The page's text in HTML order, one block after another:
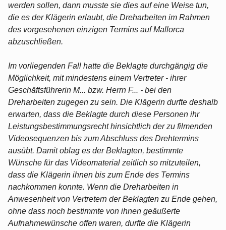
werden sollen, dann musste sie dies auf eine Weise tun,
die es der Klägerin erlaubt, die Dreharbeiten im Rahmen
des vorgesehenen einzigen Termins auf Mallorca
abzuschließen.
Im vorliegenden Fall hatte die Beklagte durchgängig die
Möglichkeit, mit mindestens einem Vertreter - ihrer
Geschäftsführerin M... bzw. Herrn F... - bei den
Dreharbeiten zugegen zu sein. Die Klägerin durfte deshalb
erwarten, dass die Beklagte durch diese Personen ihr
Leistungsbestimmungsrecht hinsichtlich der zu filmenden
Videosequenzen bis zum Abschluss des Drehtermins
ausübt. Damit oblag es der Beklagten, bestimmte
Wünsche für das Videomaterial zeitlich so mitzuteilen,
dass die Klägerin ihnen bis zum Ende des Termins
nachkommen konnte. Wenn die Dreharbeiten in
Anwesenheit von Vertretern der Beklagten zu Ende gehen,
ohne dass noch bestimmte von ihnen geäußerte
Aufnahmewünsche offen waren, durfte die Klägerin